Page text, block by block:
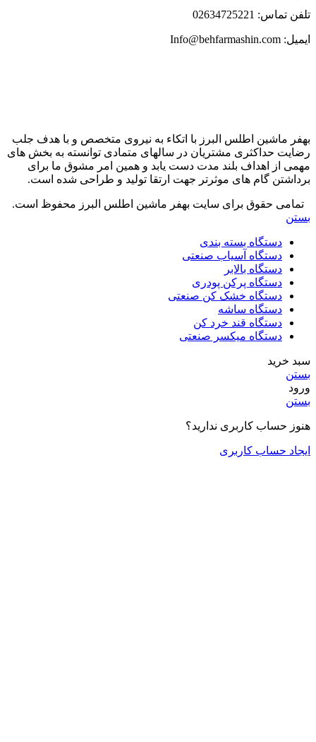
تلفن تماس: 02634725221
ایمیل: Info@behfarmashin.com
بهفر ماشین اطلس البرز با اتکاء به نیروی متخصص و با هدف جلب
رضایت حداکثری مشتریان در سالهای متمادی توانسته به بخش های
مهمی از اهداف بلند مدت دست یابد و همین امر مشوق ما برای
برداشتن گام های موثرتر جهت ارتقا تولید و طراحی شده است.
تمامی حقوق برای سایت بهفر ماشین اطلس البرز محفوظ است.
بستن
دستگاه بسته بندی
دستگاه آسیاب صنعتی
دستگاه بالابر
دستگاه پرکن پودری
دستگاه خشک کن صنعتی
دستگاه ساشه
دستگاه قند خرد کن
دستگاه میکسر صنعتی
سبد خرید
بستن
ورود
بستن
هنوز حساب کاربری ندارید؟
ایجاد حساب کاربری